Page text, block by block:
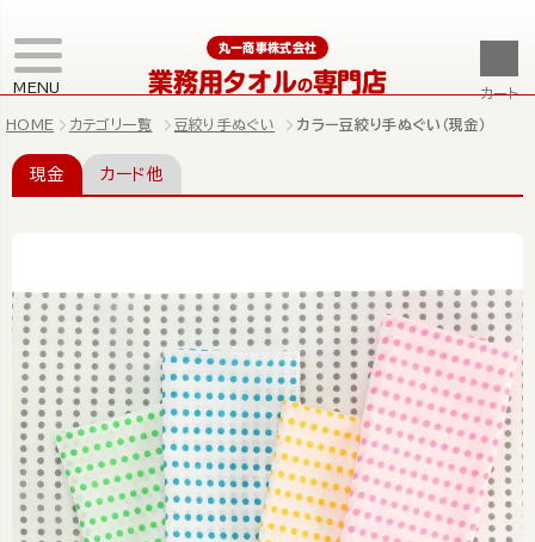
MENU
丸一商事株式会社
業務用タオルの専門店 カート
HOME カテゴリ一覧 豆絞り手ぬぐい カラー豆絞り手ぬぐい（現金）
現金 カード他